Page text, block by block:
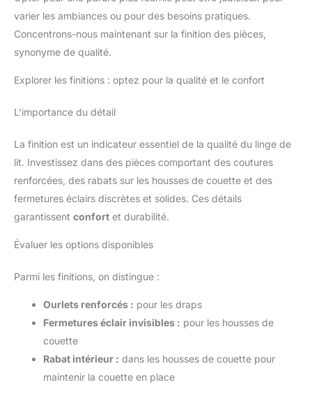
varier les ambiances ou pour des besoins pratiques.
Concentrons-nous maintenant sur la finition des pièces,
synonyme de qualité.
Explorer les finitions : optez pour la qualité et le confort
L’importance du détail
La finition est un indicateur essentiel de la qualité du linge de
lit. Investissez dans des pièces comportant des coutures
renforcées, des rabats sur les housses de couette et des
fermetures éclairs discrètes et solides. Ces détails
garantissent confort et durabilité.
Évaluer les options disponibles
Parmi les finitions, on distingue :
Ourlets renforcés : pour les draps
Fermetures éclair invisibles : pour les housses de
couette
Rabat intérieur : dans les housses de couette pour
maintenir la couette en place